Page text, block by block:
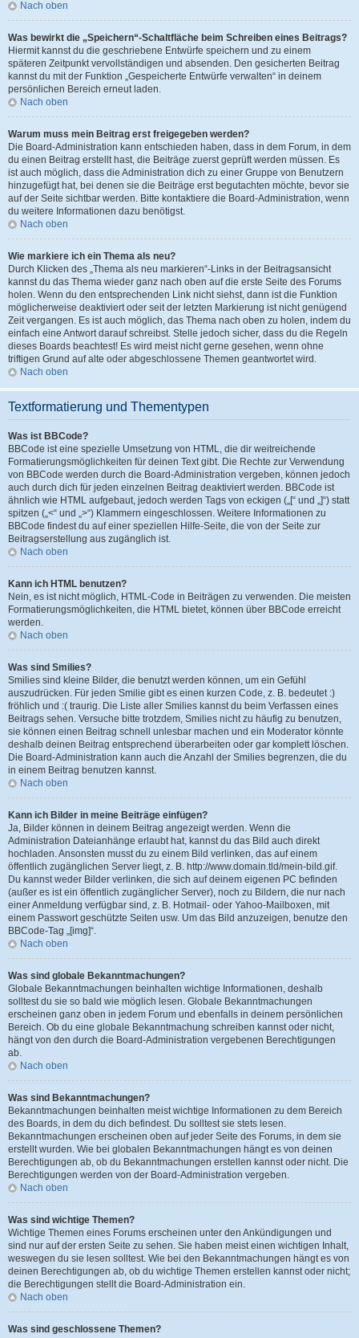
Nach oben
Was bewirkt die „Speichern“-Schaltfläche beim Schreiben eines Beitrags?
Hiermit kannst du die geschriebene Entwürfe speichern und zu einem
späteren Zeitpunkt vervollständigen und absenden. Den gesicherten Beitrag
kannst du mit der Funktion „Gespeicherte Entwürfe verwalten“ in deinem
persönlichen Bereich erneut laden.
Nach oben
Warum muss mein Beitrag erst freigegeben werden?
Die Board-Administration kann entschieden haben, dass in dem Forum, in dem
du einen Beitrag erstellt hast, die Beiträge zuerst geprüft werden müssen. Es
ist auch möglich, dass die Administration dich zu einer Gruppe von Benutzern
hinzugefügt hat, bei denen sie die Beiträge erst begutachten möchte, bevor sie
auf der Seite sichtbar werden. Bitte kontaktiere die Board-Administration, wenn
du weitere Informationen dazu benötigst.
Nach oben
Wie markiere ich ein Thema als neu?
Durch Klicken des „Thema als neu markieren“-Links in der Beitragsansicht
kannst du das Thema wieder ganz nach oben auf die erste Seite des Forums
holen. Wenn du den entsprechenden Link nicht siehst, dann ist die Funktion
möglicherweise deaktiviert oder seit der letzten Markierung ist nicht genügend
Zeit vergangen. Es ist auch möglich, das Thema nach oben zu holen, indem du
einfach eine Antwort darauf schreibst. Stelle jedoch sicher, dass du die Regeln
dieses Boards beachtest! Es wird meist nicht gerne gesehen, wenn ohne
triftigen Grund auf alte oder abgeschlossene Themen geantwortet wird.
Nach oben
Textformatierung und Thementypen
Was ist BBCode?
BBCode ist eine spezielle Umsetzung von HTML, die dir weitreichende
Formatierungsmöglichkeiten für deinen Text gibt. Die Rechte zur Verwendung
von BBCode werden durch die Board-Administration vergeben, können jedoch
auch durch dich für jeden einzelnen Beitrag deaktiviert werden. BBCode ist
ähnlich wie HTML aufgebaut, jedoch werden Tags von eckigen („[“ und „]“) statt
spitzen („<“ und „>“) Klammern eingeschlossen. Weitere Informationen zu
BBCode findest du auf einer speziellen Hilfe-Seite, die von der Seite zur
Beitragserstellung aus zugänglich ist.
Nach oben
Kann ich HTML benutzen?
Nein, es ist nicht möglich, HTML-Code in Beiträgen zu verwenden. Die meisten
Formatierungsmöglichkeiten, die HTML bietet, können über BBCode erreicht
werden.
Nach oben
Was sind Smilies?
Smilies sind kleine Bilder, die benutzt werden können, um ein Gefühl
auszudrücken. Für jeden Smilie gibt es einen kurzen Code, z. B. bedeutet :)
fröhlich und :( traurig. Die Liste aller Smilies kannst du beim Verfassen eines
Beitrags sehen. Versuche bitte trotzdem, Smilies nicht zu häufig zu benutzen,
sie können einen Beitrag schnell unlesbar machen und ein Moderator könnte
deshalb deinen Beitrag entsprechend überarbeiten oder gar komplett löschen.
Die Board-Administration kann auch die Anzahl der Smilies begrenzen, die du
in einem Beitrag benutzen kannst.
Nach oben
Kann ich Bilder in meine Beiträge einfügen?
Ja, Bilder können in deinem Beitrag angezeigt werden. Wenn die
Administration Dateianhänge erlaubt hat, kannst du das Bild auch direkt
hochladen. Ansonsten musst du zu einem Bild verlinken, das auf einem
öffentlich zugänglichen Server liegt, z. B. http://www.domain.tld/mein-bild.gif.
Du kannst weder Bilder verlinken, die sich auf deinem eigenen PC befinden
(außer es ist ein öffentlich zugänglicher Server), noch zu Bildern, die nur nach
einer Anmeldung verfügbar sind, z. B. Hotmail- oder Yahoo-Mailboxen, mit
einem Passwort geschützte Seiten usw. Um das Bild anzuzeigen, benutze den
BBCode-Tag „[img]“.
Nach oben
Was sind globale Bekanntmachungen?
Globale Bekanntmachungen beinhalten wichtige Informationen, deshalb
solltest du sie so bald wie möglich lesen. Globale Bekanntmachungen
erscheinen ganz oben in jedem Forum und ebenfalls in deinem persönlichen
Bereich. Ob du eine globale Bekanntmachung schreiben kannst oder nicht,
hängt von den durch die Board-Administration vergebenen Berechtigungen
ab.
Nach oben
Was sind Bekanntmachungen?
Bekanntmachungen beinhalten meist wichtige Informationen zu dem Bereich
des Boards, in dem du dich befindest. Du solltest sie stets lesen.
Bekanntmachungen erscheinen oben auf jeder Seite des Forums, in dem sie
erstellt wurden. Wie bei globalen Bekanntmachungen hängt es von deinen
Berechtigungen ab, ob du Bekanntmachungen erstellen kannst oder nicht. Die
Berechtigungen werden von der Board-Administration vergeben.
Nach oben
Was sind wichtige Themen?
Wichtige Themen eines Forums erscheinen unter den Ankündigungen und
sind nur auf der ersten Seite zu sehen. Sie haben meist einen wichtigen Inhalt,
weswegen du sie lesen solltest. Wie bei den Bekanntmachungen hängt es von
deinen Berechtigungen ab, ob du wichtige Themen erstellen kannst oder nicht;
die Berechtigungen stellt die Board-Administration ein.
Nach oben
Was sind geschlossene Themen?